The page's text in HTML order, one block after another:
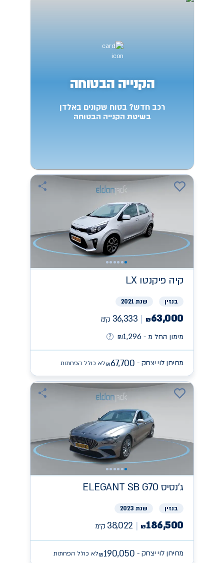
הקנייה הבטוחה
רכב חדש? בטוח שקונים באלדן
בשיטת הקנייה הבטוחה
קיה פיקנטו LX
בנזין שנת 2021
₪63,000
36,333 ק״מ
מימון החל מ -
₪1,296
מחירון לוי יצחק - ₪67,700 לא כולל הפחתות
ג'נסיס ELEGANT SB G70
בנזין שנת 2023
₪186,500
38,022 ק״מ
מחירון לוי יצחק - ₪190,050 לא כולל הפחתות